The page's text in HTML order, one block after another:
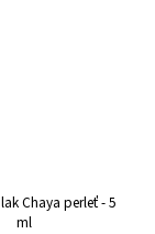
Chaya perleť - 5
ml